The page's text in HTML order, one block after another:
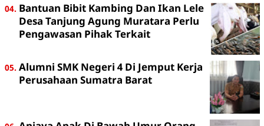
Bantuan Bibit Kambing Dan Ikan Lele
Desa Tanjung Agung Muratara Perlu
Pengawasan Pihak Terkait
Alumni SMK Negeri 4 Di Jemput Kerja
Perusahaan Sumatra Barat